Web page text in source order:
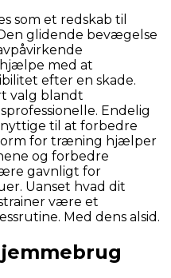
som et redskab til
glidende bevægelse
med at
efter en skade.
valg blandt
Endelig
til at forbedre
for træning hjælper
og forbedre
gavnligt for
Uanset hvad dit
være et
Med dens alsid.